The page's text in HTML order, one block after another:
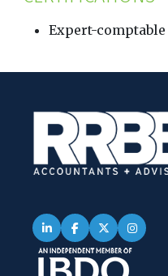
Expert-comptable